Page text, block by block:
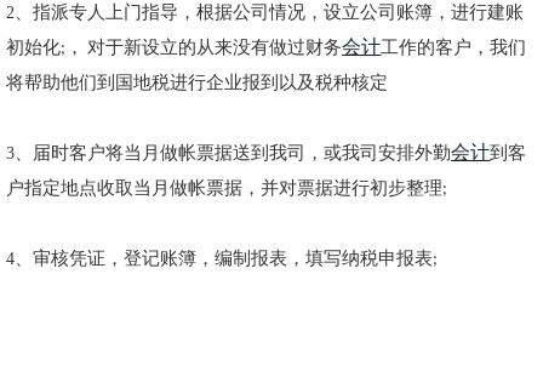
2
、指派专人上门指导，根据公司情况，设立公司账簿，进行建账
初始化; ， 对于新设立的从来没有做过财务会计工作的客户，我们
将帮助他们到国地税进行企业报到以及税种核定
3 届时客户将当月做帐票据送到我司，或我司安排外勤会计到客
户指定地点收取当月做帐票据，并对票据进行初步整理;
4 、审核凭证，登记账簿，编制报表，填写纳税申报表;